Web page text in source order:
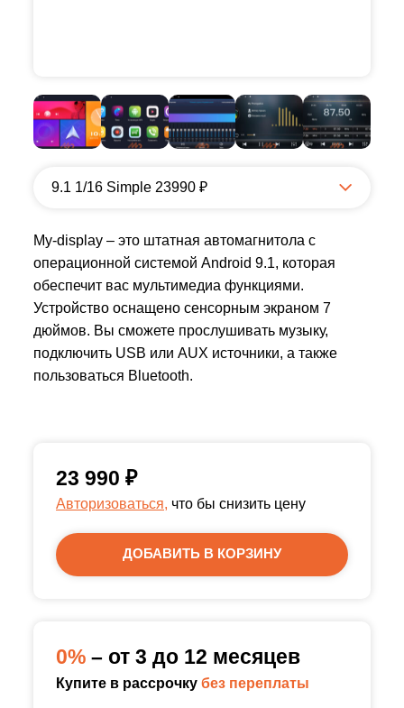
9.1 1/16 Simple 23990 ₽
My-display – это штатная автомагнитола с
операционной системой Android 9.1, которая
обеспечит вас мультимедиа функциями.
Устройство оснащено сенсорным экраном 7
дюймов. Вы сможете прослушивать музыку,
подключить USB или AUX источники, а также
пользоваться Bluetooth.
23 990 ₽
Авторизоваться, что бы снизить цену
ДОБАВИТЬ В КОРЗИНУ
0% – от 3 до 12 месяцев
Купите в рассрочку без переплаты